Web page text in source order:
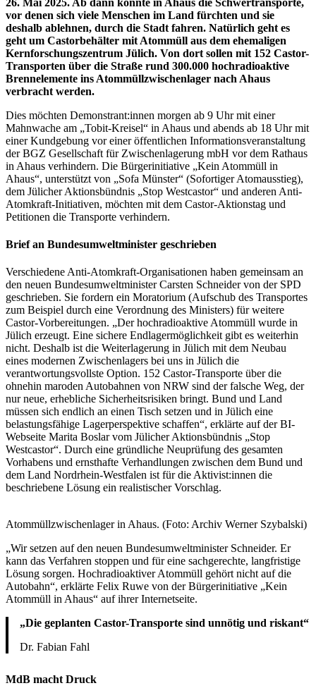
vor denen sich viele Menschen im Land fürchten und sie
deshalb ablehnen, durch die Stadt fahren. Natürlich geht es
geht um Castorbehälter mit Atommüll aus dem ehemaligen
Kernforschungszentrum Jülich. Von dort sollen mit 152 Castor-
Transporten über die Straße rund 300.000 hochradioaktive
Brennelemente ins Atommüllzwischenlager nach Ahaus
verbracht werden.
Dies möchten Demonstrant:innen morgen ab 9 Uhr mit einer
Mahnwache am „Tobit-Kreisel“ in Ahaus und abends ab 18 Uhr mit
einer Kundgebung vor einer öffentlichen Informationsveranstaltung
der BGZ Gesellschaft für Zwischenlagerung mbH vor dem Rathaus
in Ahaus verhindern. Die Bürgerinitiative „Kein Atommüll in
Ahaus“, unterstützt von „Sofa Münster“ (Sofortiger Atomausstieg),
dem Jülicher Aktionsbündnis „Stop Westcastor“ und anderen Anti-
Atomkraft-Initiativen, möchten mit dem Castor-Aktionstag und
Petitionen die Transporte verhindern.
Brief an Bundesumweltminister geschrieben
Verschiedene Anti-Atomkraft-Organisationen haben gemeinsam an
den neuen Bundesumweltminister Carsten Schneider von der SPD
geschrieben. Sie fordern ein Moratorium (Aufschub des Transportes
zum Beispiel durch eine Verordnung des Ministers) für weitere
Castor-Vorbereitungen. „Der hochradioaktive Atommüll wurde in
Jülich erzeugt. Eine sichere Endlagermöglichkeit gibt es weiterhin
nicht. Deshalb ist die Weiterlagerung in Jülich mit dem Neubau
eines modernen Zwischenlagers bei uns in Jülich die
verantwortungsvollste Option. 152 Castor-Transporte über die
ohnehin maroden Autobahnen von NRW sind der falsche Weg, der
nur neue, erhebliche Sicherheitsrisiken bringt. Bund und Land
müssen sich endlich an einen Tisch setzen und in Jülich eine
belastungsfähige Lagerperspektive schaffen“, erklärte auf der BI-
Webseite Marita Boslar vom Jülicher Aktionsbündnis „Stop
Westcastor“. Durch eine gründliche Neuprüfung des gesamten
Vorhabens und ernsthafte Verhandlungen zwischen dem Bund und
dem Land Nordrhein-Westfalen ist für die Aktivist:innen die
beschriebene Lösung ein realistischer Vorschlag.
Atommüllzwischenlager in Ahaus. (Foto: Archiv Werner Szybalski)
„Wir setzen auf den neuen Bundesumweltminister Schneider. Er
kann das Verfahren stoppen und für eine sachgerechte, langfristige
Lösung sorgen. Hochradioaktiver Atommüll gehört nicht auf die
Autobahn“, erklärte Felix Ruwe von der Bürgerinitiative „Kein
Atommüll in Ahaus“ auf ihrer Internetseite.
„Die geplanten Castor-Transporte sind unnötig und riskant“
Dr. Fabian Fahl
MdB macht Druck